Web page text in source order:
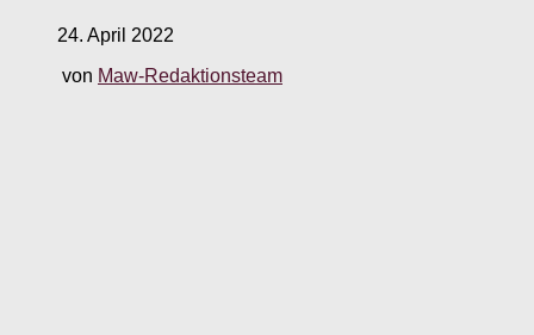
24. April 2022
von Maw-Redaktionsteam